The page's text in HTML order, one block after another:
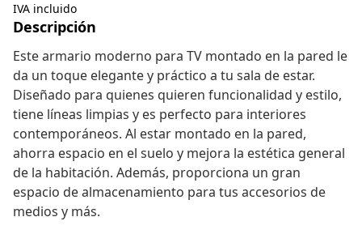
IVA incluido
Descripción
Este armario moderno para TV montado en la pared le
da un toque elegante y práctico a tu sala de estar.
Diseñado para quienes quieren funcionalidad y estilo,
tiene líneas limpias y es perfecto para interiores
contemporáneos. Al estar montado en la pared,
ahorra espacio en el suelo y mejora la estética general
de la habitación. Además, proporciona un gran
espacio de almacenamiento para tus accesorios de
medios y más.